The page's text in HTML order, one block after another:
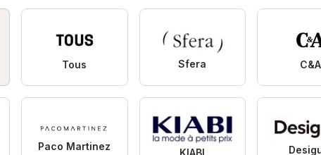
Tous Sfera C&A
Paco Martinez
KIABI